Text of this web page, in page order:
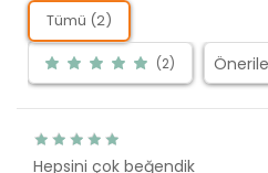
Tümü (2)
(2)
Hepsini çok beğendik